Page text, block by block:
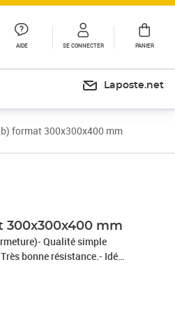
AIDE SE CONNECTER PANIER
Laposte.net
format 300x300x400 mm
300x300x400 mm
Qualité simple
bonne résistance.- Idéal
rangements,
et de résistance